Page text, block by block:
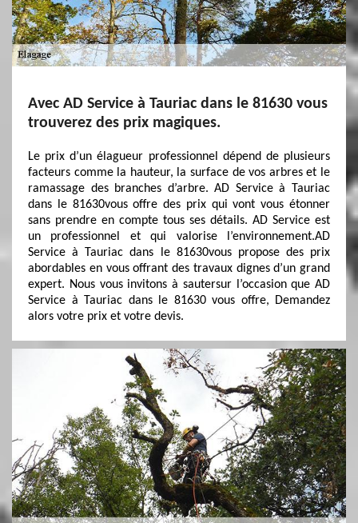
Avec AD Service à Tauriac dans le 81630 vous
trouverez des prix magiques.
Le prix d’un élagueur professionnel dépend de plusieurs
facteurs comme la hauteur, la surface de vos arbres et le
ramassage des branches d’arbre. AD Service à Tauriac
dans le 81630vous offre des prix qui vont vous étonner
sans prendre en compte tous ses détails. AD Service est
un professionnel et qui valorise l’environnement.AD
Service à Tauriac dans le 81630vous propose des prix
abordables en vous offrant des travaux dignes d’un grand
expert. Nous vous invitons à sautersur l’occasion que AD
Service à Tauriac dans le 81630 vous offre, Demandez
alors votre prix et votre devis.